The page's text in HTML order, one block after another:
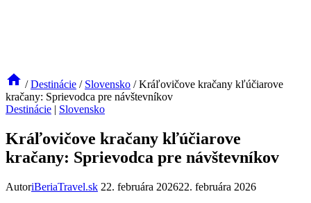
/ Destinácie / Slovensko / Kráľovičove kračany kľúčiarove
kračany: Sprievodca pre návštevníkov
Destinácie | Slovensko
Kráľovičove kračany kľúčiarove
kračany: Sprievodca pre návštevníkov
AutoriBeriaTravel.sk 22. februára 202622. februára 2026